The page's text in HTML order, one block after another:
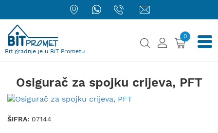
Bit gradnje je u BiT Prometu
0
Osigurač za spojku crijeva, PFT
ŠIFRA: 07144